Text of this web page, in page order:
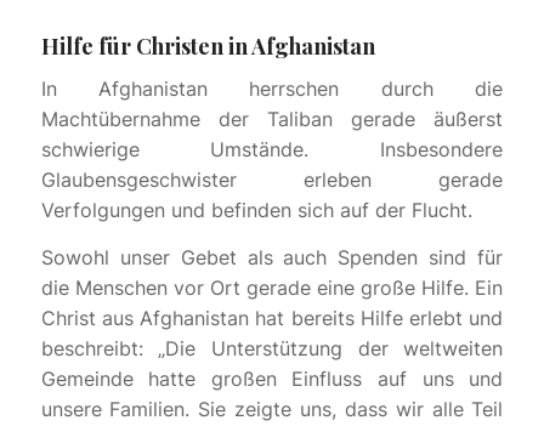
Hilfe für Christen in Afghanistan
In Afghanistan herrschen durch die
Machtübernahme der Taliban gerade äußerst
schwierige Umstände. Insbesondere
Glaubensgeschwister erleben gerade
Verfolgungen und befinden sich auf der Flucht.
Sowohl unser Gebet als auch Spenden sind für
die Menschen vor Ort gerade eine große Hilfe. Ein
Christ aus Afghanistan hat bereits Hilfe erlebt und
beschreibt: „Die Unterstützung der weltweiten
Gemeinde hatte großen Einfluss auf uns und
unsere Familien. Sie zeigte uns, dass wir alle Teil